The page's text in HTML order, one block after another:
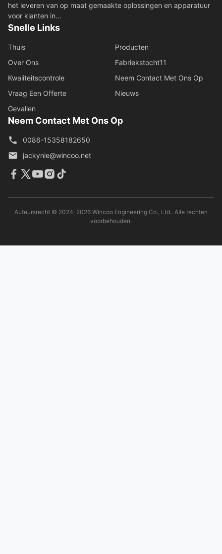
het leveren van op maat gemaakte oplossingen en apparatuur
voor klanten in...
Snelle Links
Thuis
Producten
Over Ons
Fabriekstocht11
Kwaliteitscontrole
Neem Contact Met Ons Op
Vraag Een Offerte
Nieuws
Gevallen
Neem Contact Met Ons Op
0086-15358182650
jackynie@wincoo.net
Auteursrecht © 2024-2026 Wincoo Engineering Co., Ltd.. Alle rechten
voorbehouden.